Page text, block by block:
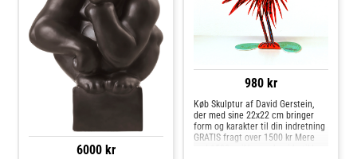
6000 kr
980 kr
Køb Skulptur af David Gerstein,
der med sine 22x22 cm bringer
form og karakter til din indretning
GRATIS fragt over 1500 kr Mere